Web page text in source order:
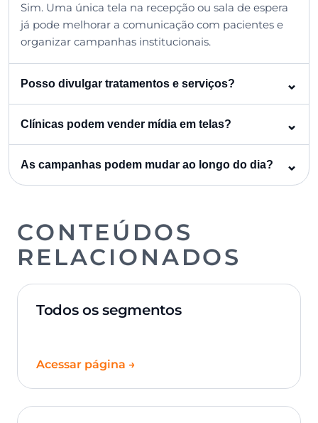
Sim. Uma única tela na recepção ou sala de espera
já pode melhorar a comunicação com pacientes e
organizar campanhas institucionais.
Posso divulgar tratamentos e serviços? ⌃
Clínicas podem vender mídia em telas? ⌃
As campanhas podem mudar ao longo do dia? ⌃
CONTEÚDOS
RELACIONADOS
Todos os segmentos
Acessar página →